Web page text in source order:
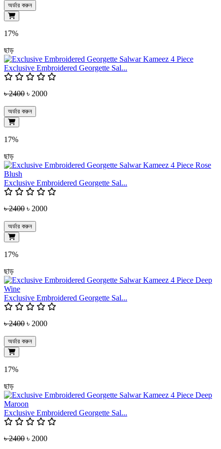
অর্ডার করুন
17%
ছাড়
Exclusive Embroidered Georgette Sal...
৳ 2400 ৳ 2000
অর্ডার করুন
17%
ছাড়
Exclusive Embroidered Georgette Sal...
৳ 2400 ৳ 2000
অর্ডার করুন
17%
ছাড়
Exclusive Embroidered Georgette Sal...
৳ 2400 ৳ 2000
অর্ডার করুন
17%
ছাড়
Exclusive Embroidered Georgette Sal...
৳ 2400 ৳ 2000